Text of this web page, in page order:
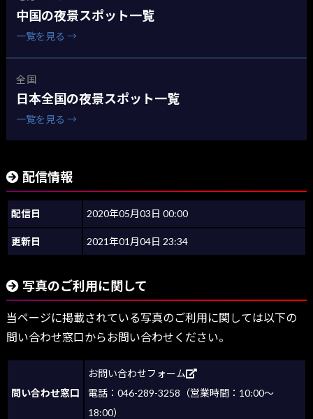
中国の夜景スポット一覧
一覧を見る →
全国
日本全国の夜景スポット一覧
一覧を見る →
配信情報
配信日 2020年05月03日 00:00
更新日 2021年01月04日 23:34
写真のご利用に関して
当ページに掲載されている写真のご利用に関しては以下の
問い合わせ窓口からお問い合わせください。
問い合わせ窓口
お問い合わせフォーム
電話：046-289-3258（営業時間：10:00～
18:00）